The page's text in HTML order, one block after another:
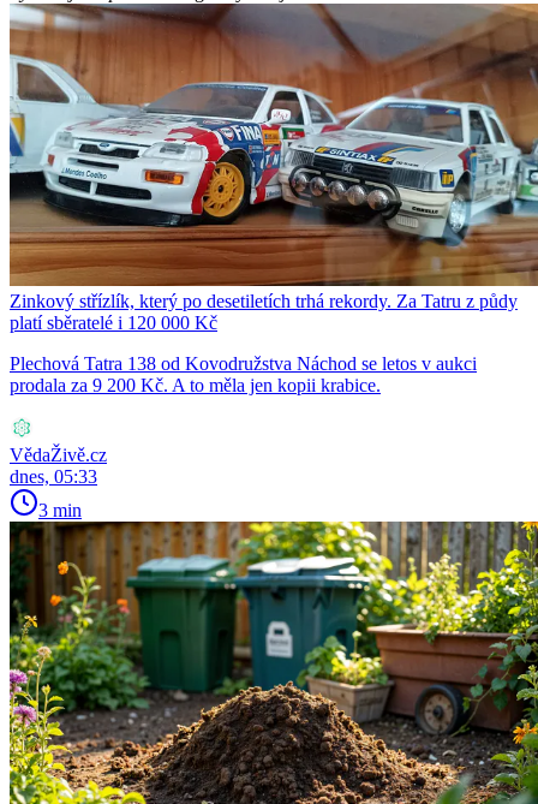
Zinkový střízlík, který po desetiletích trhá rekordy. Za Tatru z půdy
platí sběratelé i 120 000 Kč
Plechová Tatra 138 od Kovodružstva Náchod se letos v aukci
prodala za 9 200 Kč. A to měla jen kopii krabice.
VědaŽivě.cz
dnes, 05:33
3 min